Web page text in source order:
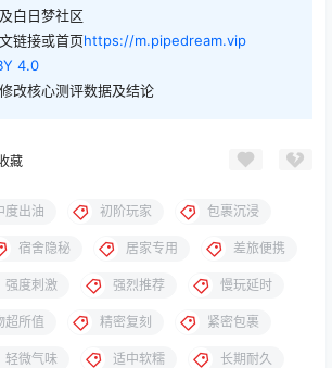
白日梦社区
链接或首页https://m.pipedream.vip
4.0
改核心测评数据及结论
藏
度出油 初阶玩家 包裹沉浸
宿舍隐秘 居家专用 差旅便携
强度刺激 强烈推荐 慢玩延时
超所值 精密复刻 紧密包裹
轻微气味 适中软糯 长期耐久